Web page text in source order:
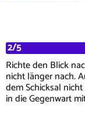
2/5
Richte den Blick
nicht länger nach.
dem Schicksal
in die Gegenwart